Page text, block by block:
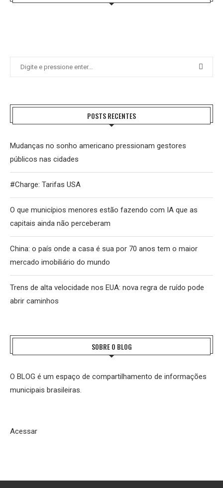
POSTS RECENTES
Mudanças no sonho americano pressionam gestores
públicos nas cidades
#Charge: Tarifas USA
O que municípios menores estão fazendo com IA que as
capitais ainda não perceberam
China: o país onde a casa é sua por 70 anos tem o maior
mercado imobiliário do mundo
Trens de alta velocidade nos EUA: nova regra de ruído pode
abrir caminhos
SOBRE O BLOG
O BLOG é um espaço de compartilhamento de informações
municipais brasileiras.
Acessar